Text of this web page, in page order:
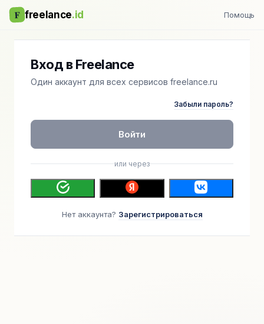
F freelance.id Помощь
Вход в Freelance
Один аккаунт для всех сервисов freelance.ru
Забыли пароль?
Войти
или через
Нет аккаунта? Зарегистрироваться